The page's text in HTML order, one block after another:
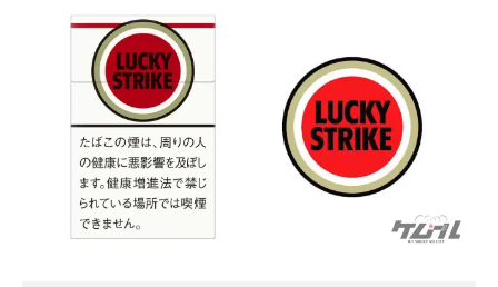
ルベリ
ー・5
2.3.5
◆ラッ
キース
トライ
ク・ブ
ラック
シリー
ズ・ス